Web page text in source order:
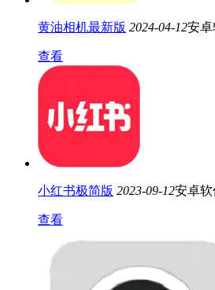
黄油相机最新版 2024-04-12安
查看
小红书极简版 2023-09-12安卓软
查看